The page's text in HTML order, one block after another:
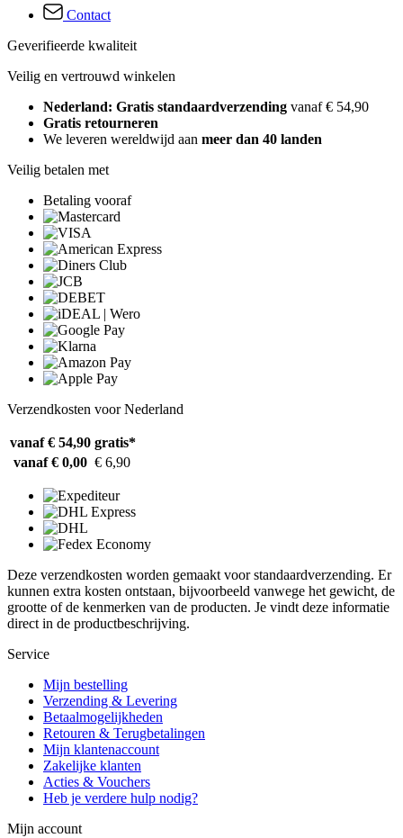
Contact
Geverifieerde kwaliteit
Veilig en vertrouwd winkelen
Nederland: Gratis standaardverzending vanaf € 54,90
Gratis retourneren
We leveren wereldwijd aan meer dan 40 landen
Veilig betalen met
Betaling vooraf
Verzendkosten voor Nederland
vanaf € 54,90 gratis*
vanaf € 0,00 € 6,90
Deze verzendkosten worden gemaakt voor standaardverzending. Er
kunnen extra kosten ontstaan, bijvoorbeeld vanwege het gewicht, de
grootte of de kenmerken van de producten. Je vindt deze informatie
direct in de productbeschrijving.
Service
Mijn bestelling
Verzending & Levering
Betaalmogelijkheden
Retouren & Terugbetalingen
Mijn klantenaccount
Zakelijke klanten
Acties & Vouchers
Heb je verdere hulp nodig?
Mijn account